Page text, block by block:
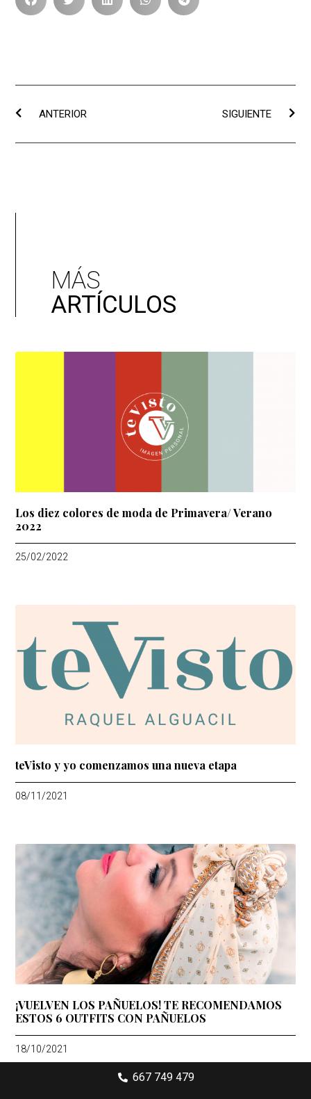
ANTERIOR SIGUIENTE
MÁS
ARTÍCULOS
Los diez colores de moda de Primavera/ Verano
2022
25/02/2022
teVisto y yo comenzamos una nueva etapa
08/11/2021
¡VUELVEN LOS PAÑUELOS! TE RECOMENDAMOS
ESTOS 6 OUTFITS CON PAÑUELOS
18/10/2021
667 749 479